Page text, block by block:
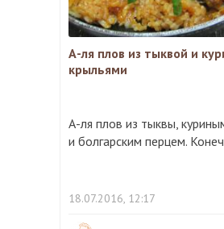
А-ля плов из тыквой и
крыльями
А-ля плов из тыквы,
и болгарским перцем.
18.07.2016, 12:17